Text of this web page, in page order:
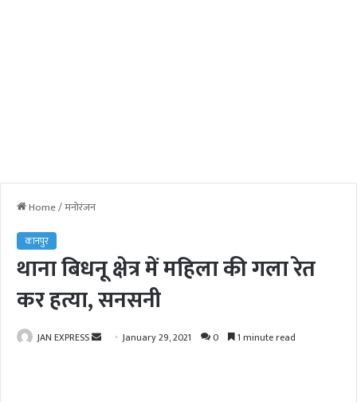
Home/मनोरंजन
कानपुर
थाना बिधनू क्षेत्र में महिला की गला रेत
कर हत्या, सनसनी
JAN EXPRESS January 29, 2021 0 1 minute read